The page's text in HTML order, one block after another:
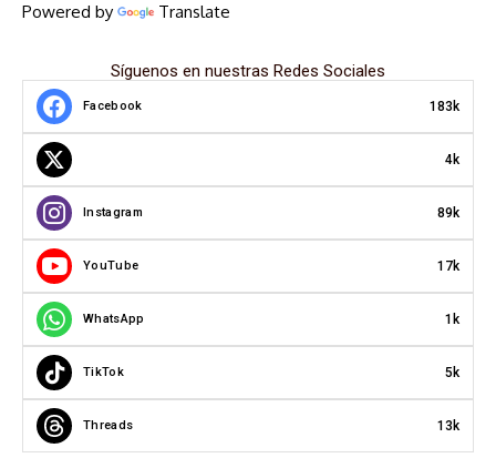
Powered by Translate
Síguenos en nuestras Redes Sociales
Facebook 183k
4k
Instagram 89k
YouTube 17k
WhatsApp 1k
TikTok 5k
Threads 13k